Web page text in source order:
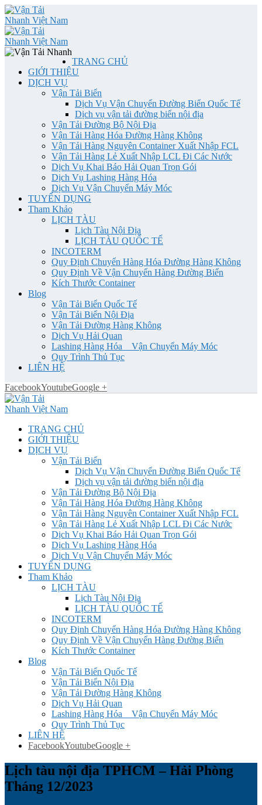
TRANG CHỦ
GIỚI THIỆU
DỊCH VỤ
Vận Tải Biển
Dịch Vụ Vận Chuyển Đường Biển Quốc Tế
Dịch vụ vận tải đường biển nội địa
Vận Tải Đường Bộ Nội Địa
Vận Tải Hàng Hóa Đường Hàng Không
Vận Tải Hàng Nguyên Container Xuất Nhập FCL
Vận Tải Hàng Lẻ Xuất Nhập LCL Đi Các Nước
Dịch Vụ Khai Báo Hải Quan Trọn Gói
Dịch Vụ Lashing Hàng Hóa
Dịch Vụ Vận Chuyển Máy Móc
TUYỂN DỤNG
Tham Khảo
LỊCH TÀU
Lịch Tàu Nội Địa
LỊCH TÀU QUỐC TẾ
INCOTERM
Quy Định Chuyển Hàng Hóa Đường Hàng Không
Quy Định Về Vận Chuyển Hàng Đường Biển
Kích Thước Container
Blog
Vận Tải Biển Quốc Tế
Vận Tải Biển Nội Địa
Vận Tải Đường Hàng Không
Dịch Vụ Hải Quan
Lashing Hàng Hóa _ Vận Chuyển Máy Móc
Quy Trình Thủ Tục
LIÊN HỆ
FacebookYoutubeGoogle +
TRANG CHỦ
GIỚI THIỆU
DỊCH VỤ
Vận Tải Biển
Dịch Vụ Vận Chuyển Đường Biển Quốc Tế
Dịch vụ vận tải đường biển nội địa
Vận Tải Đường Bộ Nội Địa
Vận Tải Hàng Hóa Đường Hàng Không
Vận Tải Hàng Nguyên Container Xuất Nhập FCL
Vận Tải Hàng Lẻ Xuất Nhập LCL Đi Các Nước
Dịch Vụ Khai Báo Hải Quan Trọn Gói
Dịch Vụ Lashing Hàng Hóa
Dịch Vụ Vận Chuyển Máy Móc
TUYỂN DỤNG
Tham Khảo
LỊCH TÀU
Lịch Tàu Nội Địa
LỊCH TÀU QUỐC TẾ
INCOTERM
Quy Định Chuyển Hàng Hóa Đường Hàng Không
Quy Định Về Vận Chuyển Hàng Đường Biển
Kích Thước Container
Blog
Vận Tải Biển Quốc Tế
Vận Tải Biển Nội Địa
Vận Tải Đường Hàng Không
Dịch Vụ Hải Quan
Lashing Hàng Hóa _ Vận Chuyển Máy Móc
Quy Trình Thủ Tục
LIÊN HỆ
FacebookYoutubeGoogle +
Lịch tàu nội địa TPHCM – Hải Phòng
Tháng 12/2023